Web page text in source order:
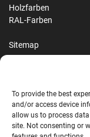
To provide the best
and/or access device
allow us to process
site. Not consenting or
Holzfarben
RAL-Farben
Sitemap